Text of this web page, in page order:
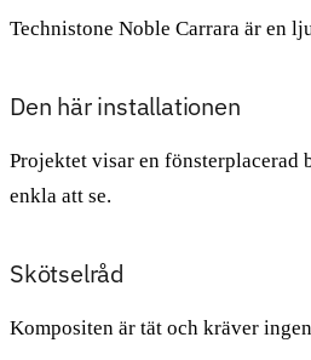
Technistone Noble Carrara är en
Den här installationen
Projektet visar en fönsterplacerad
enkla att se.
Skötselråd
Kompositen är tät och kräver